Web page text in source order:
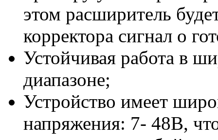
этом расширитель
корректора сигнал о
Устойчивая работа в
диапазоне;
Устройство имеет
напряжения: 7- 48В,